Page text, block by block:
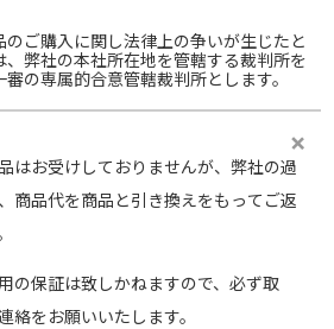
のご購入に関し法律上の争いが生じたと
、弊社の本社所在地を管轄する裁判所を
審の専属的合意管轄裁判所とします。
はお受けしておりませんが、弊社の過
商品代を商品と引き換えをもってご返
の保証は致しかねますので、必ず取
絡をお願いいたします。